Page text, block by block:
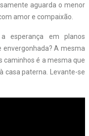
aguarda o menor
amor e compaixão.
esperança em planos
envergonhada? A mesma
caminhos é a mesma que
casa paterna. Levante-se